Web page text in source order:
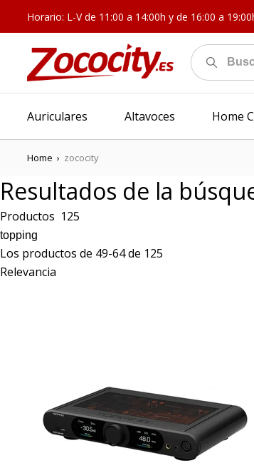
Horario: L-V de 11:00 a 14:00h y de 16:00 a
Auriculares Altavoces Home
Home › zococity
Resultados de la
Productos 125
Los productos de 49-64 de 125